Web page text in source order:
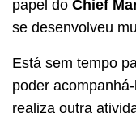
papel do Chief
se desenvolveu
Está sem tempo
poder
realiza outra